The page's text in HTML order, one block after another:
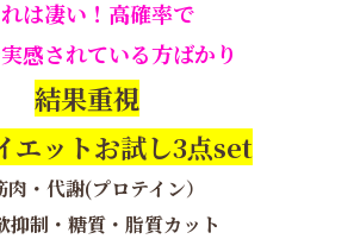
は凄い！高確率で
感されている方ばかり
結果重視
エットお試し3点set
肉・代謝(プロテイン）
抑制・糖質・脂質カット